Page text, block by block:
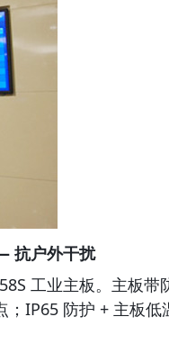
户外干扰
工业主板。主板
；IP65 防护 + 主板